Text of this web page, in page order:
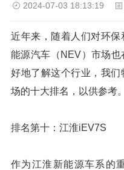
2024-07-03 18:13:19
近年来，随着人们对环
能源汽车（NEV）市场
好地了解这个行业，我
场的十大排名，以供参考。
排名第十：江淮iEV7S
作为江淮新能源车系的